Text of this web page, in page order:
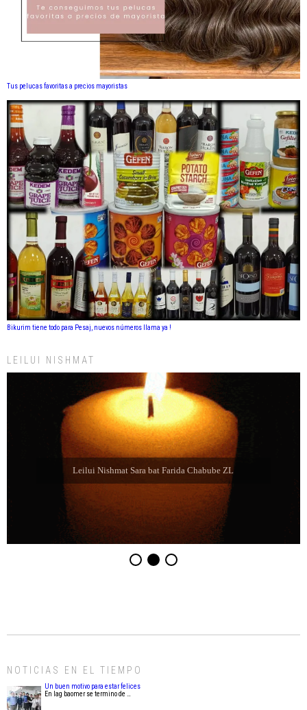
Tus pelucas favoritas a precios mayoristas
Bikurim tiene todo para Pesaj, nuevos números llama ya !
LEILUI NISHMAT
Leilui Nishmat Sara bat Farida Chabube ZL
NOTICIAS EN EL TIEMPO
Un buen motivo para estar felices
En lag baomer se termino de …